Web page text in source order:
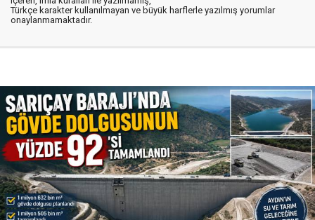
Türkçe karakter kullanılmayan ve büyük harflerle yazılmış yorumlar
onaylanmamaktadır.